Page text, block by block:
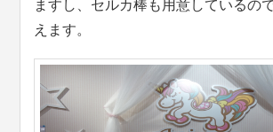
ますし、セルカ棒も用意しているの
えます。